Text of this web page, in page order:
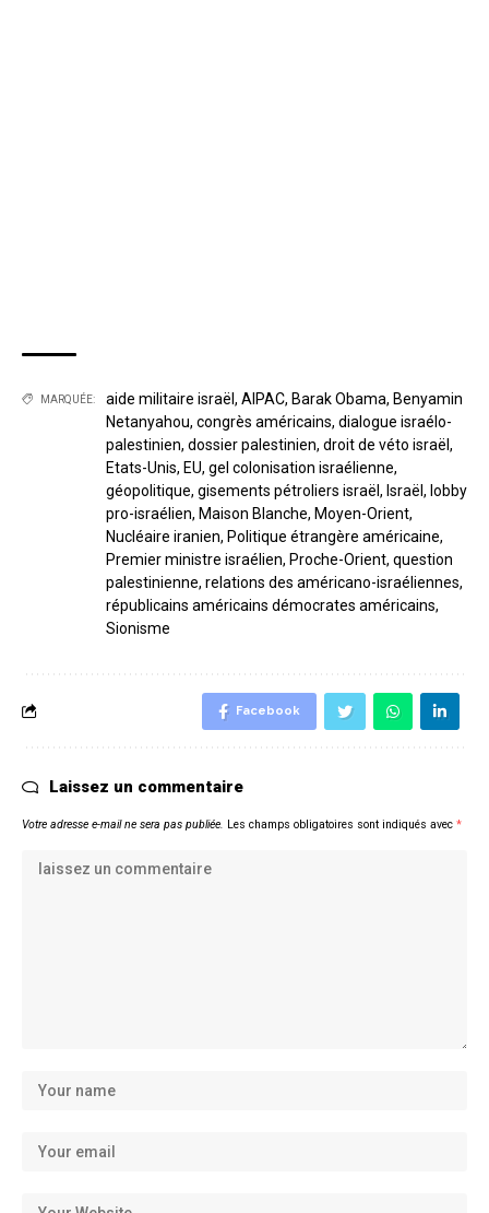
MARQUÉE: aide militaire israël, AIPAC, Barak Obama, Benyamin
Netanyahou, congrès américains, dialogue israélo-
palestinien, dossier palestinien, droit de véto israël,
Etats-Unis, EU, gel colonisation israélienne,
géopolitique, gisements pétroliers israël, Israël, lobby
pro-israélien, Maison Blanche, Moyen-Orient,
Nucléaire iranien, Politique étrangère américaine,
Premier ministre israélien, Proche-Orient, question
palestinienne, relations des américano-israéliennes,
républicains américains démocrates américains,
Sionisme
Facebook
Laissez un commentaire
Votre adresse e-mail ne sera pas publiée. Les champs obligatoires sont indiqués avec *